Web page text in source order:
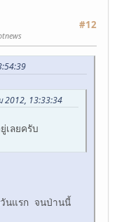
#12
2012, 13:33:34
เลยครับ
นแรก จนป่านนี้